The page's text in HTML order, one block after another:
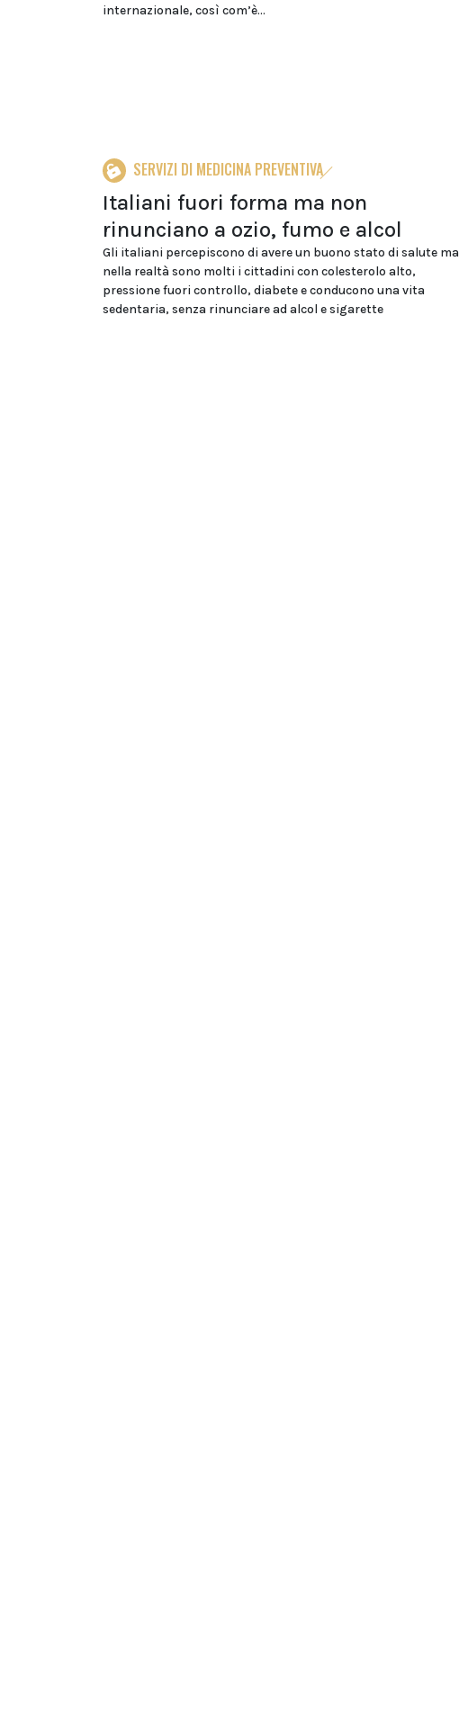
internazionale, così com’è...
SERVIZI DI MEDICINA PREVENTIVA
Italiani fuori forma ma non
rinunciano a ozio, fumo e alcol
Gli italiani percepiscono di avere un buono stato di salute ma
nella realtà sono molti i cittadini con colesterolo alto,
pressione fuori controllo, diabete e conducono una vita
sedentaria, senza rinunciare ad alcol e sigarette